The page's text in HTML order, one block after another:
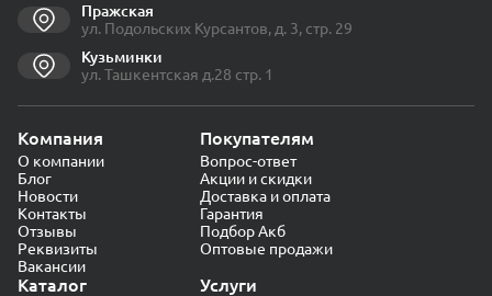
Пражская
ул. Подольских Курсантов, д. 3, стр. 29
Кузьминки
ул. Ташкентская д.28 стр. 1
Компания
О компании
Блог
Новости
Контакты
Отзывы
Реквизиты
Вакансии
Покупателям
Вопрос-ответ
Акции и скидки
Доставка и оплата
Гарантия
Подбор Акб
Оптовые продажи
Каталог Услуги